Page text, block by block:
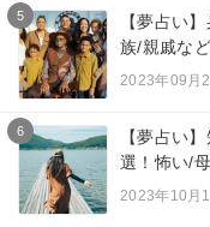
5
【夢占い
族/親戚な
2023年09月
6
【夢占い
選！怖い/
2023年10月